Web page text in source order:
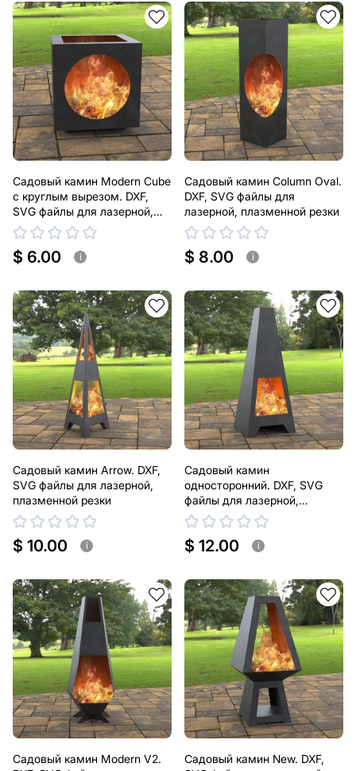
Садовый камин Modern Cube
с круглым вырезом. DXF,
SVG файлы для лазерной,
плазменной резки
$ 6.00 i
Садовый камин Column Oval.
DXF, SVG файлы для
лазерной, плазменной резки
$ 8.00 i
Садовый камин Arrow. DXF,
SVG файлы для лазерной,
плазменной резки
$ 10.00 i
Садовый камин
односторонний. DXF, SVG
файлы для лазерной,
плазменной резки
$ 12.00 i
Садовый камин Modern V2.
Садовый камин New. DXF,